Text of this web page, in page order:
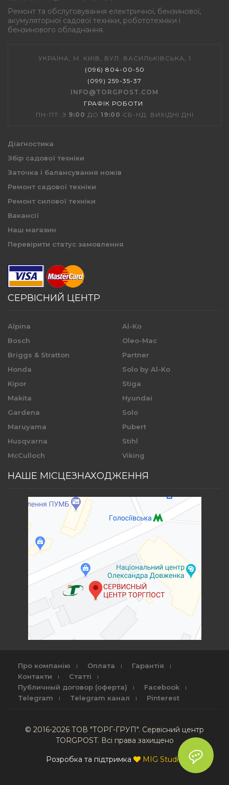
Ремонт та обслуговування електричної, бензинової,
акумуляторної садової техніки, робототехніки і
бензинового обладнання.
УКРАЇНА, М. КИЇВ, ВУЛ. ВАСИЛЬКІВСЬКА, 1
(096) 804-00-50
(099) 259-35-37
INFO@TORGPOST.COM
ГРАФІК РОБОТИ :
ПН-ПТ: З 9:00 ДО 19:00 СБ-НД: ВИХІДНІ ДНІ
Діагностика
Збір садової техніки
Заточка і балансування ножів
Ремонт садової техніки
Ремонт силової техніки
Вакансії
Наш магазин
Перевірити статус замовлення
СЕРВІСНИЙ ЦЕНТР
Alpina
Bosch
Briggs & Stratton
Honda
Kipor
Makita
Gardena
Maruyama
Husqvarna
McCulloch
Al-Ko
Oleo-Mac
Partner
Solo by Al-Ko
Stiga
Hyundai
Solo
Pubert
Stihl
Viking
НАШЕ МІСЦЕЗНАХОДЖЕННЯ
Про компанію Оплата
Гарантія
Контакти
Статті
Публичный договор (оферта)
Facebook
Telegram
Telegram канал Pinterest
© 2016-2026 ТОВ "ТОРГ-ГРУП". Сервісний центр
TORGPOST. Всі права захищено
Розробка та підтримка MIG Studio